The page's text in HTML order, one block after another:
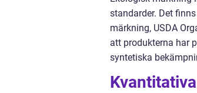
standarder. Det
märkning, USDA
att produkterna har
syntetiska